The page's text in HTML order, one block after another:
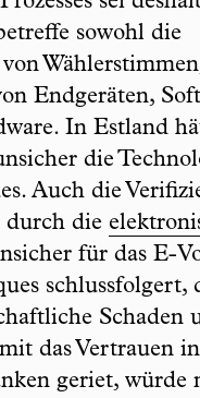
sowohl die
Endgeräten,
In Estland
die
Auch die
durch die
für das E-
schlussfolgert,
Schaden
das Vertrauen
geriet, würde